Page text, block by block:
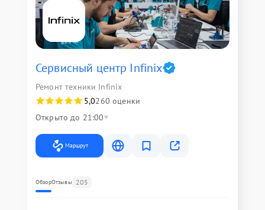
Сервисный центр Infinix
Ремонт техники Infinix
5,0260 оценки
Открыто до 21:00
Маршрут
ОбзорОтзывы 205